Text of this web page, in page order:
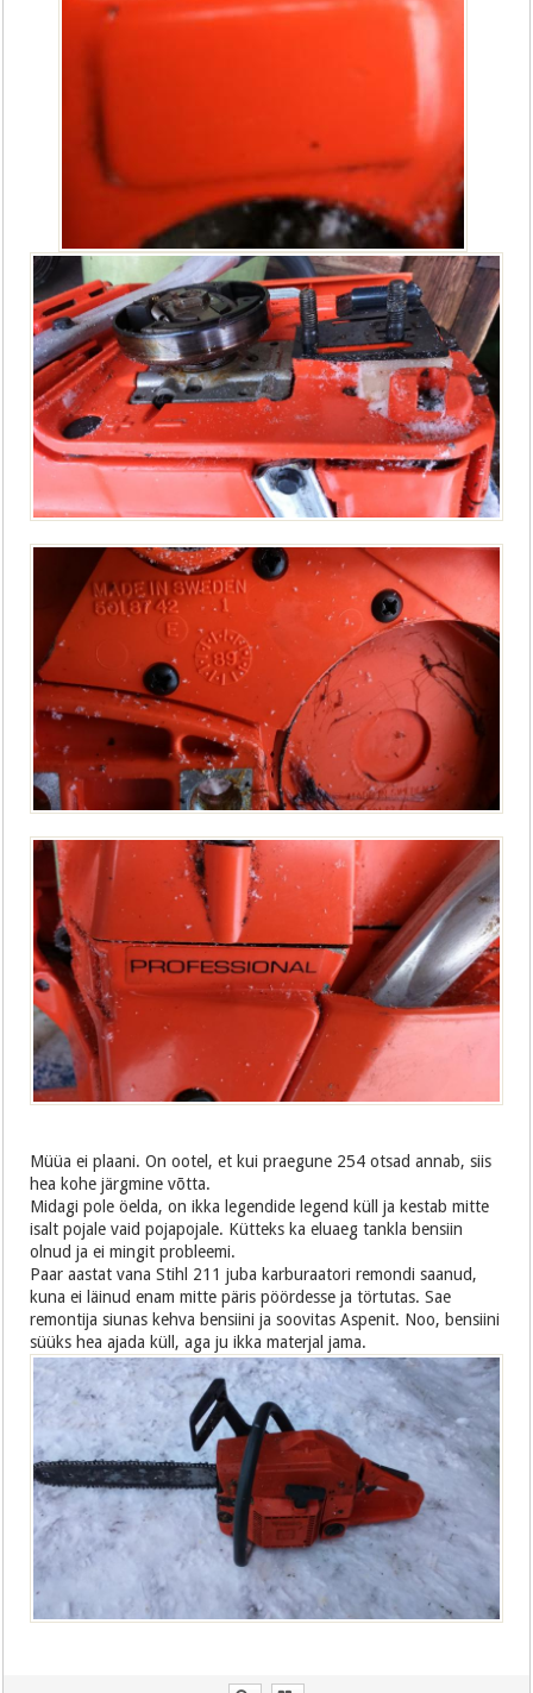
Müüa ei plaani. On ootel, et kui praegune 254 otsad annab, siis
hea kohe järgmine võtta.
Midagi pole öelda, on ikka legendide legend küll ja kestab mitte
isalt pojale vaid pojapojale. Kütteks ka eluaeg tankla bensiin
olnud ja ei mingit probleemi.
Paar aastat vana Stihl 211 juba karburaatori remondi saanud,
kuna ei läinud enam mitte päris pöördesse ja törtutas. Sae
remontija siunas kehva bensiini ja soovitas Aspenit. Noo, bensiini
süüks hea ajada küll, aga ju ikka materjal jama.